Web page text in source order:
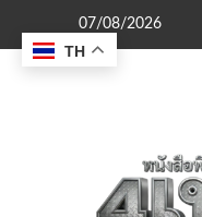
content
07/08/2026
TH